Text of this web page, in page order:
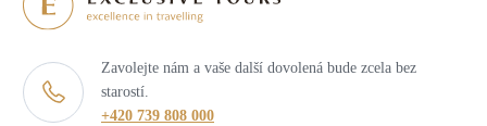
Zavolejte nám a vaše další dovolená bude zcela bez
starostí.
+420 739 808 000